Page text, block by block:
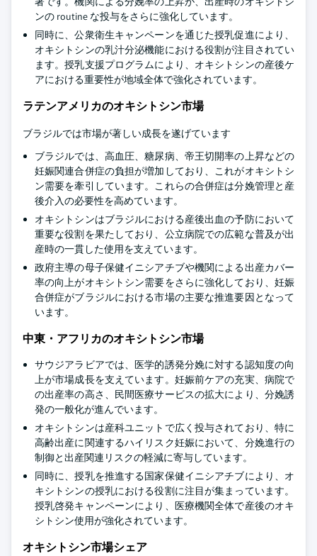
ンの routine な投与をさらに強化しています。
同時に、公衆衛生キャンペーンを通じた授乳促進により、
オキシトシンの乳汁分泌機能における役割が注目されてい
ます。授乳支援プログラムにより、オキシトシンの産後ケ
アにおける重要性が地域全体で強化されています。
ラテンアメリカのオキシトシン市場
ブラジルでは市場が著しい成長を遂げています
ブラジルでは、高血圧、糖尿病、帝王切開率の上昇などの
妊娠関連合併症の負担が増加しており、これがオキシトシ
ン需要を牽引しています。これらの合併症は分娩管理と産
後介入の必要性を高めています。
オキシトシンはブラジルにおける産後出血の予防において
重要な役割を果たしており、公立病院での広範な普及が出
産時の一貫した使用を支えています。
政府主導の母子保健イニシアチブや機関による出産カバー
率の向上がオキシトシン需要をさらに強化しており、妊娠
合併症がブラジルにおける市場の主要な推進要因となって
います。
中東・アフリカのオキシトシン市場
サウジアラビアでは、医学的誘発分娩に対する認知度の向
上が市場成長を支えています。妊娠前ケアの充実、病院で
の出産率の高さ、民間医療サービスの拡大により、分娩誘
発の一般化が進んでいます。
オキシトシンは産科ユニットで広く投与されており、特に
高齢出産に関連するハイリスク妊娠において、分娩進行の
制御と出産関連リスクの軽減に寄与しています。
同時に、授乳を推進する国家保健イニシアチブにより、オ
キシトシンの授乳における役割に注目が集まっています。
授乳啓発キャンペーンにより、医療機関全体で産後のオキ
シトシン使用が強化されています。
オキシトシン市場シェア